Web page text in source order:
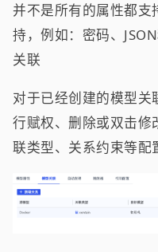
并不是所有的属性都支
持，例如：密码、
关联
对于已经创建的模型关
行赋权、删除或双击修
联类型、关系约束等配